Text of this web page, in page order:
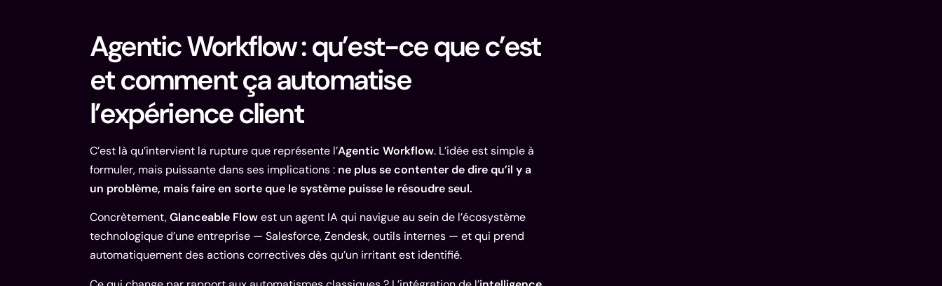
Agentic Workflow : qu’est-ce que c’est
et comment ça automatise
l’expérience client
C’est là qu’intervient la rupture que représente l’Agentic Workflow. L’idée est simple à
formuler, mais puissante dans ses implications : ne plus se contenter de dire qu’il y a
un problème, mais faire en sorte que le système puisse le résoudre seul.
Concrètement,Glanceable Flowest un agent IA qui navigue au sein de l’écosystème
technologique d’une entreprise — Salesforce, Zendesk, outils internes — et qui prend
automatiquement des actions correctives dès qu’un irritant est identifié.